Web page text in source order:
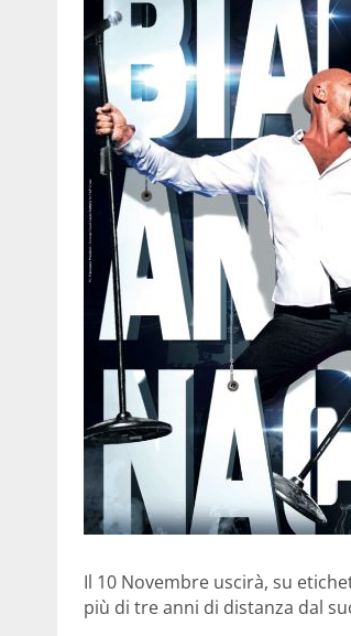
Il 10 Novembre uscirà, su
più di tre anni di distanza dal